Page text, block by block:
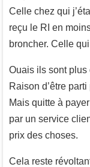
Celle chez qui
reçu le RI en
broncher. Celle
Ouais ils sont plus
Raison d’être
Mais quitte à
par un service
prix des choses.
Cela reste